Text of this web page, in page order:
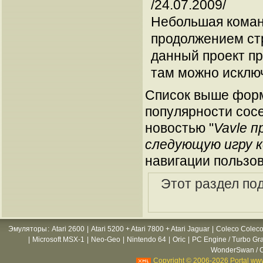
/24.07.2009/
Небольшая
продолжением
данный проект
там можно
Список выше
популярности
новостью "Vavle
следующую игру
навигации
Этот раздел
Эмуляторы : Atari 2600 Atari 5200 + Atari 7800 + Atari Jaguar
Coleco
Microsoft MSX-1 Neo-Geo Nintendo 64 Oric
PC Engine / Turbo
WonderSwan /
Copyright © 2006-2026 Portal